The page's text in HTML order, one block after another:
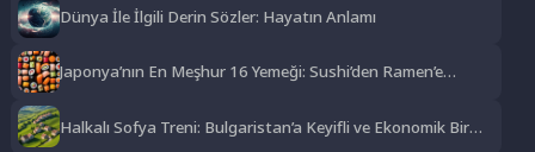
Dünya İle İlgili Derin Sözler: Hayatın Anlamı
Japonya’nın En Meşhur 16 Yemeği: Sushi’den Ramen’e
Halkalı Sofya Treni: Bulgaristan’a Keyifli ve Ekonomik Bir